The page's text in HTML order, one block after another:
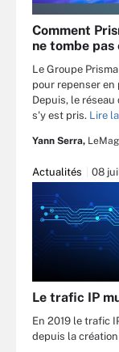
Comment
ne tombe pas
Le Groupe
pour repenser en
Depuis, le
s'y est pris. Lire
Yann Serra,
Actualités 08
Le trafic IP
En 2019 le trafic
depuis la